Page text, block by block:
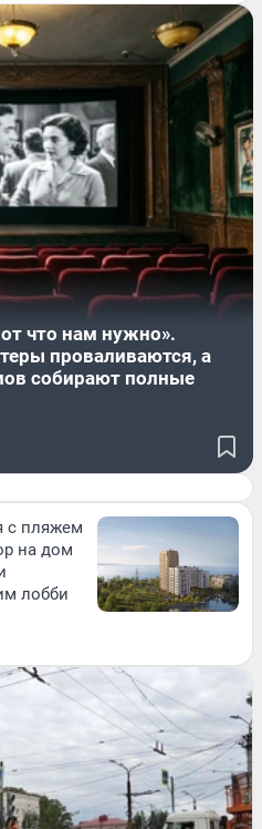
что нам нужно».
проваливаются, а
собирают полные
с пляжем
на дом
лобби